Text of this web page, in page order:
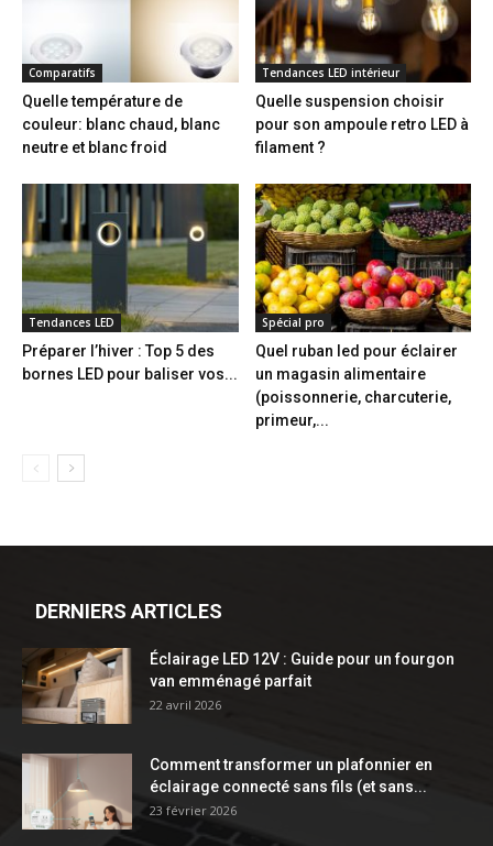
Comparatifs
Quelle température de
couleur: blanc chaud, blanc
neutre et blanc froid
Tendances LED intérieur
Quelle suspension choisir
pour son ampoule retro LED à
filament ?
Tendances LED
Préparer l’hiver : Top 5 des
bornes LED pour baliser vos...
Spécial pro
Quel ruban led pour éclairer
un magasin alimentaire
(poissonnerie, charcuterie,
primeur,...
DERNIERS ARTICLES
Éclairage LED 12V : Guide pour un fourgon
van emménagé parfait
22 avril 2026
Comment transformer un plafonnier en
éclairage connecté sans fils (et sans...
23 février 2026